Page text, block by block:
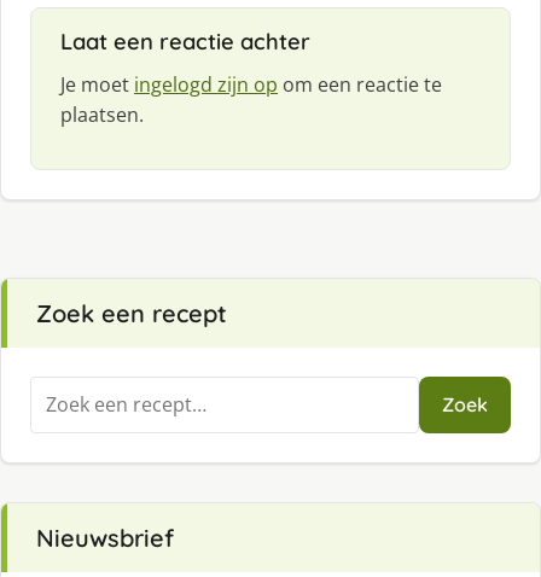
:
Laat een reactie achter
Je moet ingelogd zijn op om een reactie te
plaatsen.
Zoek een recept
Zoeken
naar:
Zoek
Nieuwsbrief